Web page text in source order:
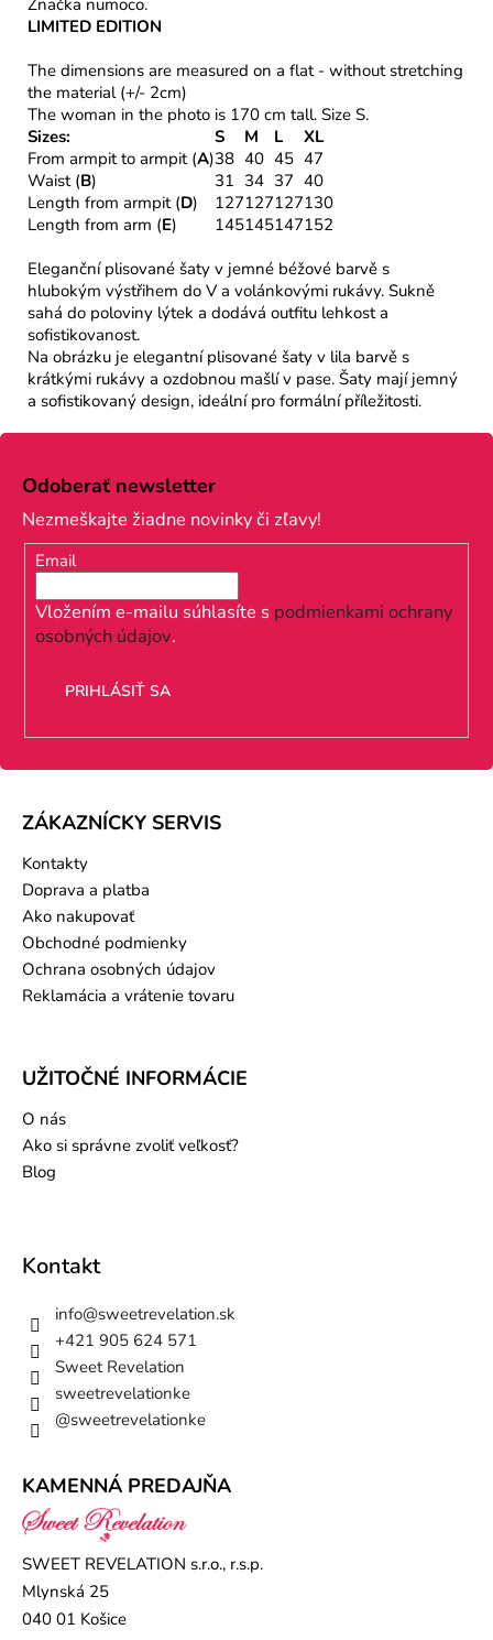
Značka numoco.
LIMITED EDITION
The dimensions are measured on a flat - without stretching
the material (+/- 2cm)
The woman in the photo is 170 cm tall. Size S.
Sizes:
S M L
XL
From armpit to armpit (A)38 40 45 47
Waist (B) 31 34 37 40
Length from armpit (D) 127127127130
Length from arm (E) 145145147152
Eleganční plisované šaty v jemné béžové barvě s
hlubokým výstřihem do V a volánkovými rukávy. Sukně
sahá do poloviny lýtek a dodává outfitu lehkost a
sofistikovanost.
Na obrázku je elegantní plisované šaty v lila barvě s
krátkými rukávy a ozdobnou mašlí v pase. Šaty mají jemný
a sofistikovaný design, ideální pro formální příležitosti.
Z
Odoberať newsletter
Nezmeškajte žiadne novinky či zľavy!
Email
Vložením e-mailu súhlasíte s podmienkami ochrany
osobných údajov.
PRIHLÁSIŤ SA
ZÁKAZNÍCKY SERVIS
Kontakty
Doprava a platba
Ako nakupovať
Obchodné podmienky
Ochrana osobných údajov
Reklamácia a vrátenie tovaru
UŽITOČNÉ INFORMÁCIE
O nás
Ako si správne zvoliť veľkosť?
Blog
Kontakt
info@sweetrevelation.sk
+421 905 624 571
Sweet Revelation
sweetrevelationke
@sweetrevelationke
KAMENNÁ PREDAJŇA
SWEET REVELATION s.r.o., r.s.p.
Mlynská 25
040 01 Košice